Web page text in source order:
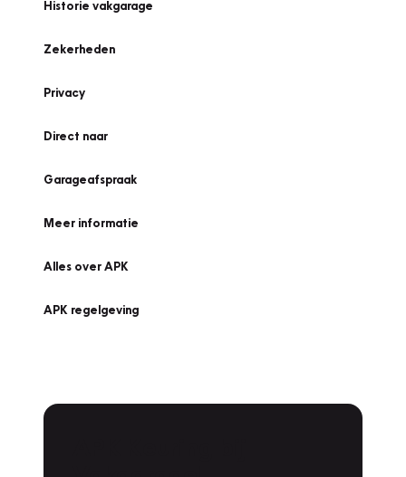
Historie vakgarage
Zekerheden
Privacy
Direct naar
Garageafspraak
Meer informatie
Alles over APK
APK regelgeving